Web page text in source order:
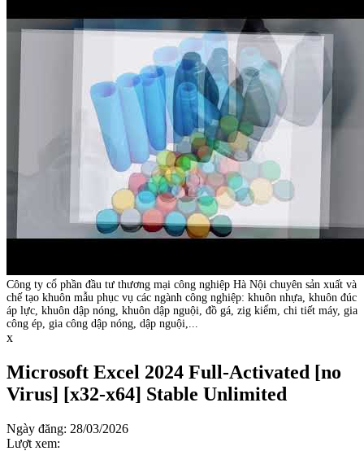
Công ty cổ phần đầu tư thương mại công nghiệp Hà Nội chuyên sản xuất và
chế tạo khuôn mẫu phục vụ các ngành công nghiệp: khuôn nhựa, khuôn đúc
áp lực, khuôn dập nóng, khuôn dập nguội, đồ gá, zig kiểm, chi tiết máy, gia
công ép, gia công dập nóng, dập nguội,...
x
Microsoft Excel 2024 Full-Activated [no
Virus] [x32-x64] Stable Unlimited
Ngày đăng: 28/03/2026
Lượt xem: